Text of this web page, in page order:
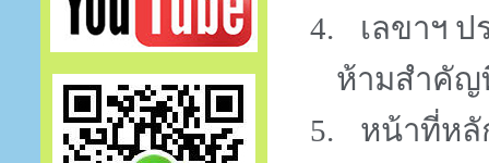
4.
เลขาฯ
ห้ามสำคัญ
5.
หน้าที่หลั